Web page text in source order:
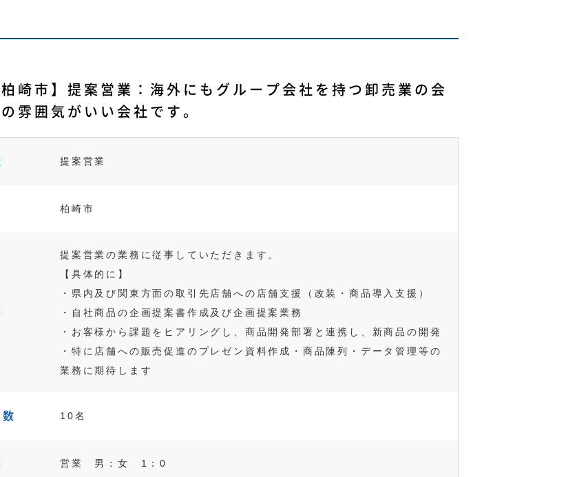
柏崎市】提案営業：海外にもグループ会社を持つ卸売業の会
雰囲気がいい会社です。
提案営業
柏崎市
提案営業の業務に従事していただきます。
【具体的に】
・県内及び関東方面の取引先店舗への店舗支援（改装・商品導入支援）
・自社商品の企画提案書作成及び企画提案業務
・お客様から課題をヒアリングし、商品開発部署と連携し、新商品の開発
・特に店舗への販売促進のプレゼン資料作成・商品陳列・データ管理等の
業務に期待します
10名
営業 男：女 1：0